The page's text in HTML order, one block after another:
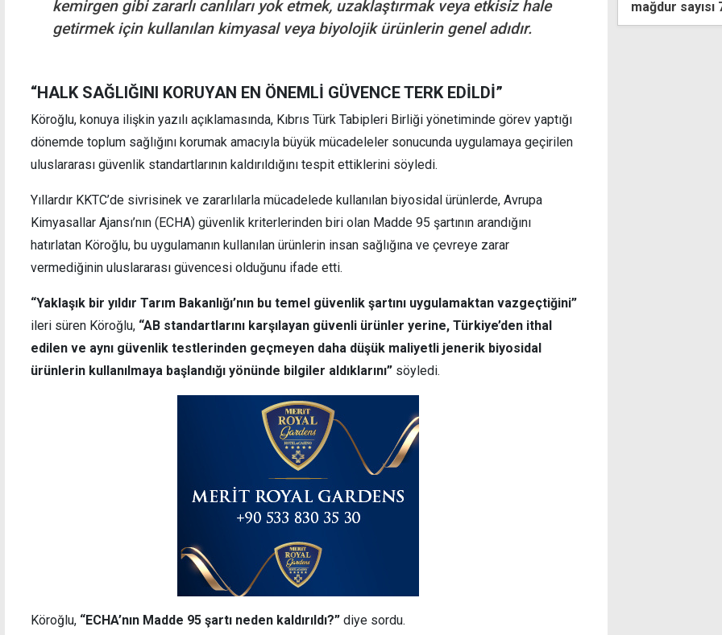
kemirgen gibi zararlı canlıları yok etmek, uzaklaştırmak veya etkisiz hale
getirmek için kullanılan kimyasal veya biyolojik ürünlerin genel adıdır.
“HALK SAĞLIĞINI KORUYAN EN ÖNEMLİ GÜVENCE TERK EDİLDİ”
Köroğlu, konuya ilişkin yazılı açıklamasında, Kıbrıs Türk Tabipleri Birliği yönetiminde görev yaptığı
dönemde toplum sağlığını korumak amacıyla büyük mücadeleler sonucunda uygulamaya geçirilen
uluslararası güvenlik standartlarının kaldırıldığını tespit ettiklerini söyledi.
Yıllardır KKTC’de sivrisinek ve zararlılarla mücadelede kullanılan biyosidal ürünlerde, Avrupa
Kimyasallar Ajansı’nın (ECHA) güvenlik kriterlerinden biri olan Madde 95 şartının arandığını
hatırlatan Köroğlu, bu uygulamanın kullanılan ürünlerin insan sağlığına ve çevreye zarar
vermediğinin uluslararası güvencesi olduğunu ifade etti.
“Yaklaşık bir yıldır Tarım Bakanlığı’nın bu temel güvenlik şartını uygulamaktan vazgeçtiğini”
ileri süren Köroğlu, “AB standartlarını karşılayan güvenli ürünler yerine, Türkiye’den ithal
edilen ve aynı güvenlik testlerinden geçmeyen daha düşük maliyetli jenerik biyosidal
ürünlerin kullanılmaya başlandığı yönünde bilgiler aldıklarını” söyledi.
Köroğlu, “ECHA’nın Madde 95 şartı neden kaldırıldı?” diye sordu.
bugün düne göre daha umutluyum"
mağdur sayısı 7'ye yükseldi
başlangıcını